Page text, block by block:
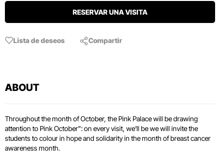
RESERVAR UNA VISITA
Lista de deseos Compartir
ABOUT
Throughout the month of October, the Pink Palace will be drawing
attention to Pink October": on every visit, we'll be we will invite the
students to colour in hope and solidarity in the month of breast cancer
awareness month.